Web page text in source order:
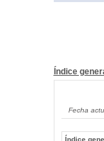
Índice
Fecha
Índice